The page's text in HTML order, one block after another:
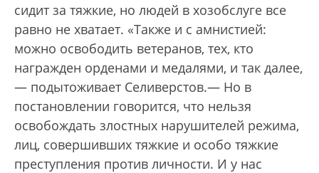
сидит за тяжкие, но людей в хозобслуге все
равно не хватает. «Также и с амнистией:
можно освободить ветеранов, тех, кто
награжден орденами и медалями, и так далее,
— подытоживает Селиверстов.— Но в
постановлении говорится, что нельзя
освобождать злостных нарушителей режима,
лиц, совершивших тяжкие и особо тяжкие
преступления против личности. И у нас